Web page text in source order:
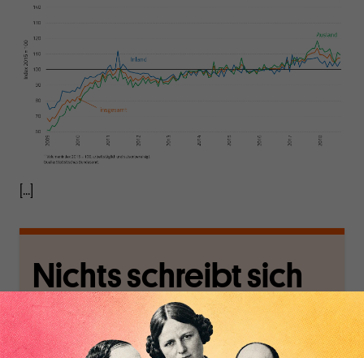
[...]
Nichts schreibt sich
von allein!